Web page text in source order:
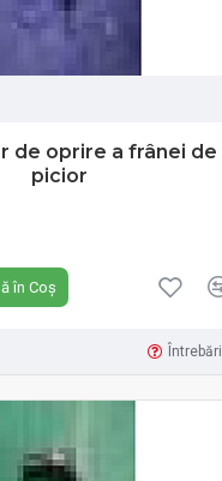
de oprire a frânei de
picior
în Coș
Întrebări